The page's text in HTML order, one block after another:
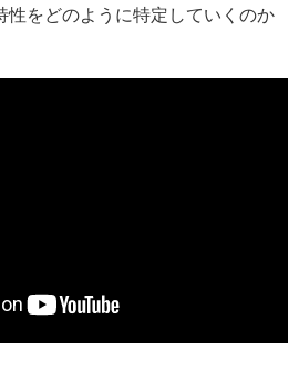
性をどのように特定していくのか